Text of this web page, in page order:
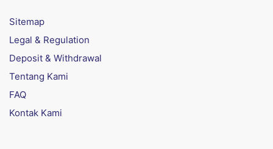
Sitemap
Legal & Regulation
Deposit & Withdrawal
Tentang Kami
FAQ
Kontak Kami